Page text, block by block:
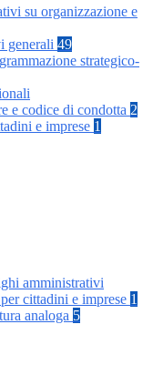
su organizzazione e
generali 49
strategico-
e codice di condotta 2
e imprese 1
amministrativi
cittadini e imprese 1
analoga 5